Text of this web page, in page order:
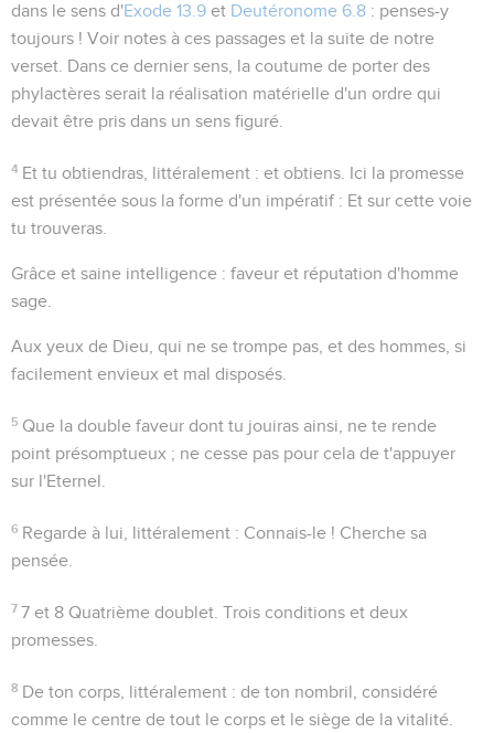
dans le sens d'Exode 13.9 et Deutéronome 6.8 : penses-y
toujours ! Voir notes à ces passages et la suite de notre
verset. Dans ce dernier sens, la coutume de porter des
phylactères serait la réalisation matérielle d'un ordre qui
devait être pris dans un sens figuré.
4 Et tu obtiendras , littéralement :et obtiens . Ici la promesse
est présentée sous la forme d'un impératif : Et sur cette voie
tu trouveras.
Grâce et saine intelligence : faveur et réputation d'homme
sage.
Aux yeux de Dieu , qui ne se trompe pas, et des hommes , si
facilement envieux et mal disposés.
5 Que la double faveur dont tu jouiras ainsi, ne te rende
point présomptueux ; ne cesse pas pour cela de t'appuyer
sur l'Eternel.
6 Regarde à lui , littéralement : Connais-le ! Cherche sa
pensée.
7 7 et 8 Quatrième doublet. Trois conditions et deux
promesses.
8 De ton corps , littéralement : de ton nombril, considéré
comme le centre de tout le corps et le siège de la vitalité.